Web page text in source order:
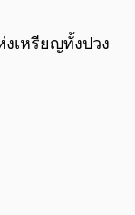
เหรียญทั้งปวง